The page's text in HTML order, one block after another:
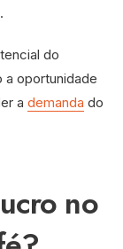
do
oportunidade
a demanda do
no